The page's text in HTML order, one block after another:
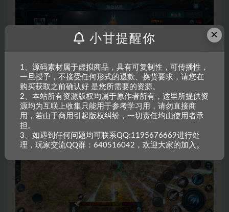
×
小甘提醒你
1、源码素材属于虚拟商品，具有可复制性，可传播性，
一旦授予，不接受任何形式的退款、换货要求，请您在
购买获取之前确认好 是您所需要的资源。
2、本站所有资源版权均属于原作者所有，这里所提供资
源均为互联上收集只能用于参考学习用，请勿直接商
用，若由于商用引起版权纠纷，一切责任均由使用者承
担。
3、如遇到任何问题均可联系QQ:1195676669进行处
理，玩家交流QQ群：640516042，欢迎大家的加入。